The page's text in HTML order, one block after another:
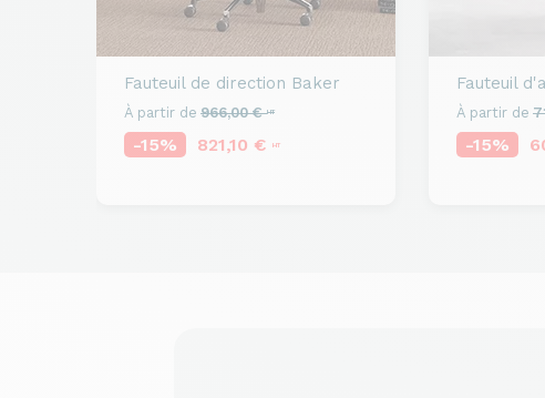
Fauteuil de direction Baker
À partir de 966,00 €HT
-15% 821,10 € HT
Fauteuil
À partir de
-15%